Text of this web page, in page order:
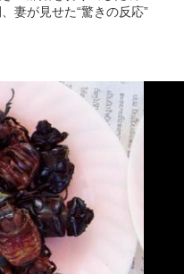
、妻が見せた“驚きの反応”